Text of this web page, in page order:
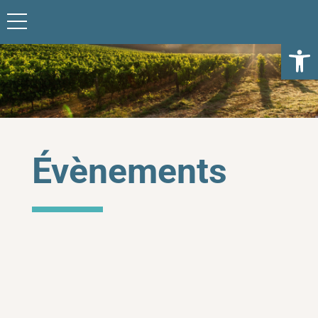
Ouvrir
Évènements